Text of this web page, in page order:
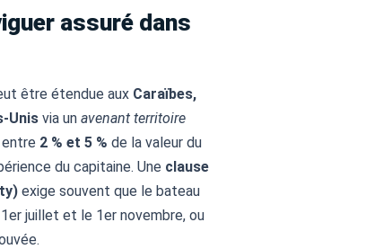
assuré dans
être étendue aux Caraïbes,
Unis via un avenant territoire
entre 2 % et 5 % de la valeur du
du capitaine. Une clause
exige souvent que le bateau
juillet et le 1er novembre, ou